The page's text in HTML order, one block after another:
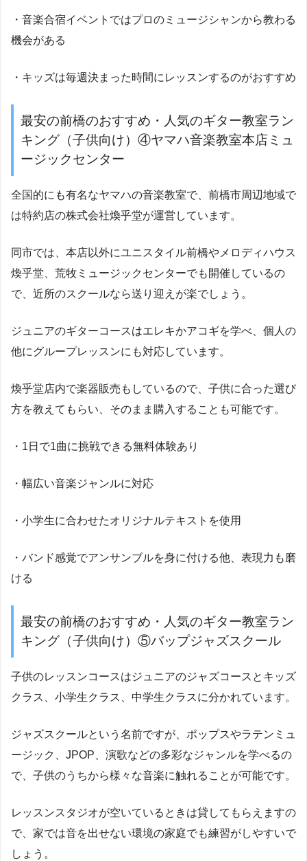
・音楽合宿イベントではプロのミュージシャンから教わる
機会がある
・キッズは毎週決まった時間にレッスンするのがおすすめ
最安の前橋のおすすめ・人気のギター教室ラン
キング（子供向け）④ヤマハ音楽教室本店ミュ
ージックセンター
全国的にも有名なヤマハの音楽教室で、前橋市周辺地域で
は特約店の株式会社煥乎堂が運営しています。
同市では、本店以外にユニスタイル前橋やメロディハウス
煥乎堂、荒牧ミュージックセンターでも開催しているの
で、近所のスクールなら送り迎えが楽でしょう。
ジュニアのギターコースはエレキかアコギを学べ、個人の
他にグループレッスンにも対応しています。
煥乎堂店内で楽器販売もしているので、子供に合った選び
方を教えてもらい、そのまま購入することも可能です。
・1日で1曲に挑戦できる無料体験あり
・幅広い音楽ジャンルに対応
・小学生に合わせたオリジナルテキストを使用
・バンド感覚でアンサンブルを身に付ける他、表現力も磨
ける
最安の前橋のおすすめ・人気のギター教室ラン
キング（子供向け）⑤バップジャズスクール
子供のレッスンコースはジュニアのジャズコースとキッズ
クラス、小学生クラス、中学生クラスに分かれています。
ジャズスクールという名前ですが、ポップスやラテンミュ
ージック、JPOP、演歌などの多彩なジャンルを学べるの
で、子供のうちから様々な音楽に触れることが可能です。
レッスンスタジオが空いているときは貸してもらえますの
で、家では音を出せない環境の家庭でも練習がしやすいで
しょう。